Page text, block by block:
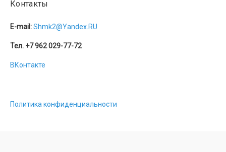
Контакты
E-mail:Shmk2@Yandex.RU
Тел. +7 962 029-77-72
ВКонтакте
Политика конфиденциальности